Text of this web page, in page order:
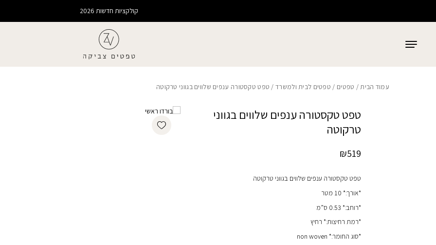
קולקציות חדשות 2026
עמוד הבית/ טפטים / טפטים לבית ולמשרד/ טפט טקסטורה ענפים שלווים בגווני טרקוטה
טפט טקסטורה ענפים שלווים בגווני
טרקוטה
₪519
טפט טקסטורה ענפים שלווים בגווני טרקוטה
*אורך:* 10 מטר
*רוחב:* 0.53 ס”מ
*רמת רחיצות:* רחיץ
*סוג החומר:* non woven
Add wishlist